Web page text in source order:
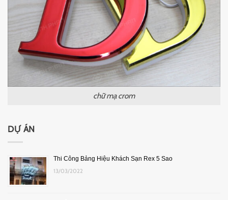
chữ mạ crom
DỰ ÁN
Thi Công Bảng Hiệu Khách Sạn Rex 5 Sao
13/03/2022